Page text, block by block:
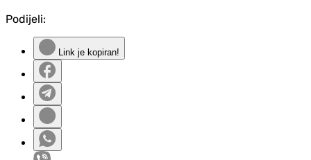
Podijeli:
Link je kopiran!